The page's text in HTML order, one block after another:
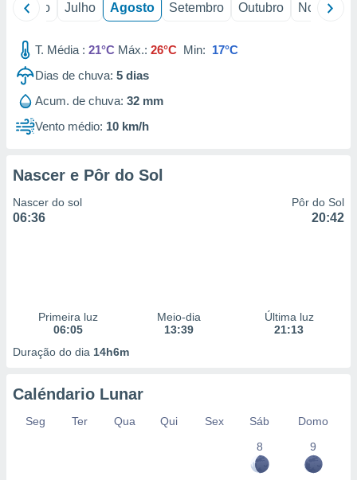
Junho Julho Agosto Setembro Outubro Novembro
T. Média : 21°C Máx.: 26°C Min: 17°C
Dias de chuva: 5 dias
Acum. de chuva: 32 mm
Vento médio: 10 km/h
Nascer e Pôr do Sol
Nascer do sol
06:36
Pôr do Sol
20:42
Primeira luz
06:05
Meio-dia
13:39
Última luz
21:13
Duração do dia 14h6m
Caléndario Lunar
Seg Ter Qua Qui Sex Sáb
Domo
8
9